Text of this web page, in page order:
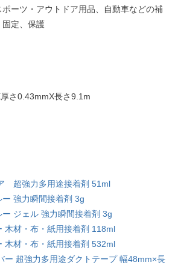
ーツ・アウトドア用品、自動車などの補
固定、保護
さ0.43mmX長さ9.1m
超強力多用途接着剤 51ml
ー 強力瞬間接着剤 3g
ー ジェル 強力瞬間接着剤 3g
木材・布・紙用接着剤 118ml
木材・布・紙用接着剤 532ml
ー 超強力多用途ダクトテープ 幅48mm×長